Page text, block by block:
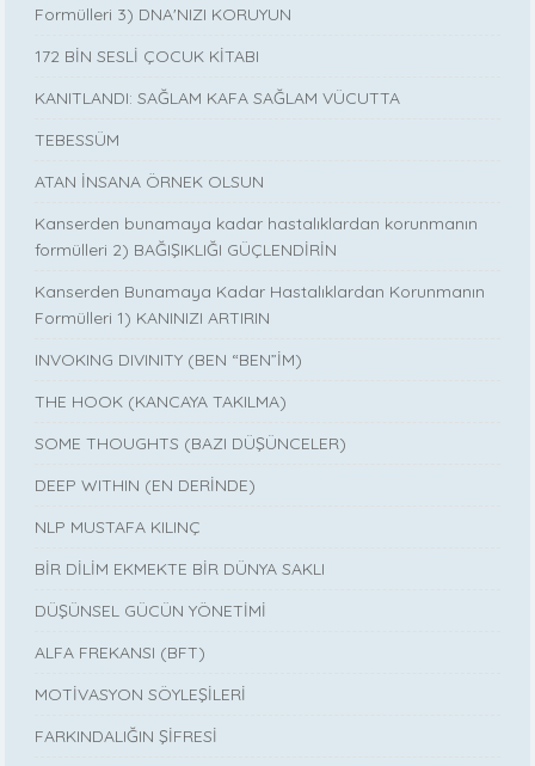
Formülleri 3) DNA'NIZI KORUYUN
172 BİN SESLİ ÇOCUK KİTABI
KANITLANDI: SAĞLAM KAFA SAĞLAM VÜCUTTA
TEBESSÜM
ATAN İNSANA ÖRNEK OLSUN
Kanserden bunamaya kadar hastalıklardan korunmanın
formülleri 2) BAĞIŞIKLIĞI GÜÇLENDİRİN
Kanserden Bunamaya Kadar Hastalıklardan Korunmanın
Formülleri 1) KANINIZI ARTIRIN
INVOKING DIVINITY (BEN “BEN”İM)
THE HOOK (KANCAYA TAKILMA)
SOME THOUGHTS (BAZI DÜŞÜNCELER)
DEEP WITHIN (EN DERİNDE)
NLP MUSTAFA KILINÇ
BİR DİLİM EKMEKTE BİR DÜNYA SAKLI
DÜŞÜNSEL GÜCÜN YÖNETİMİ
ALFA FREKANSI (BFT)
MOTİVASYON SÖYLEŞİLERİ
FARKINDALIĞIN ŞİFRESİ